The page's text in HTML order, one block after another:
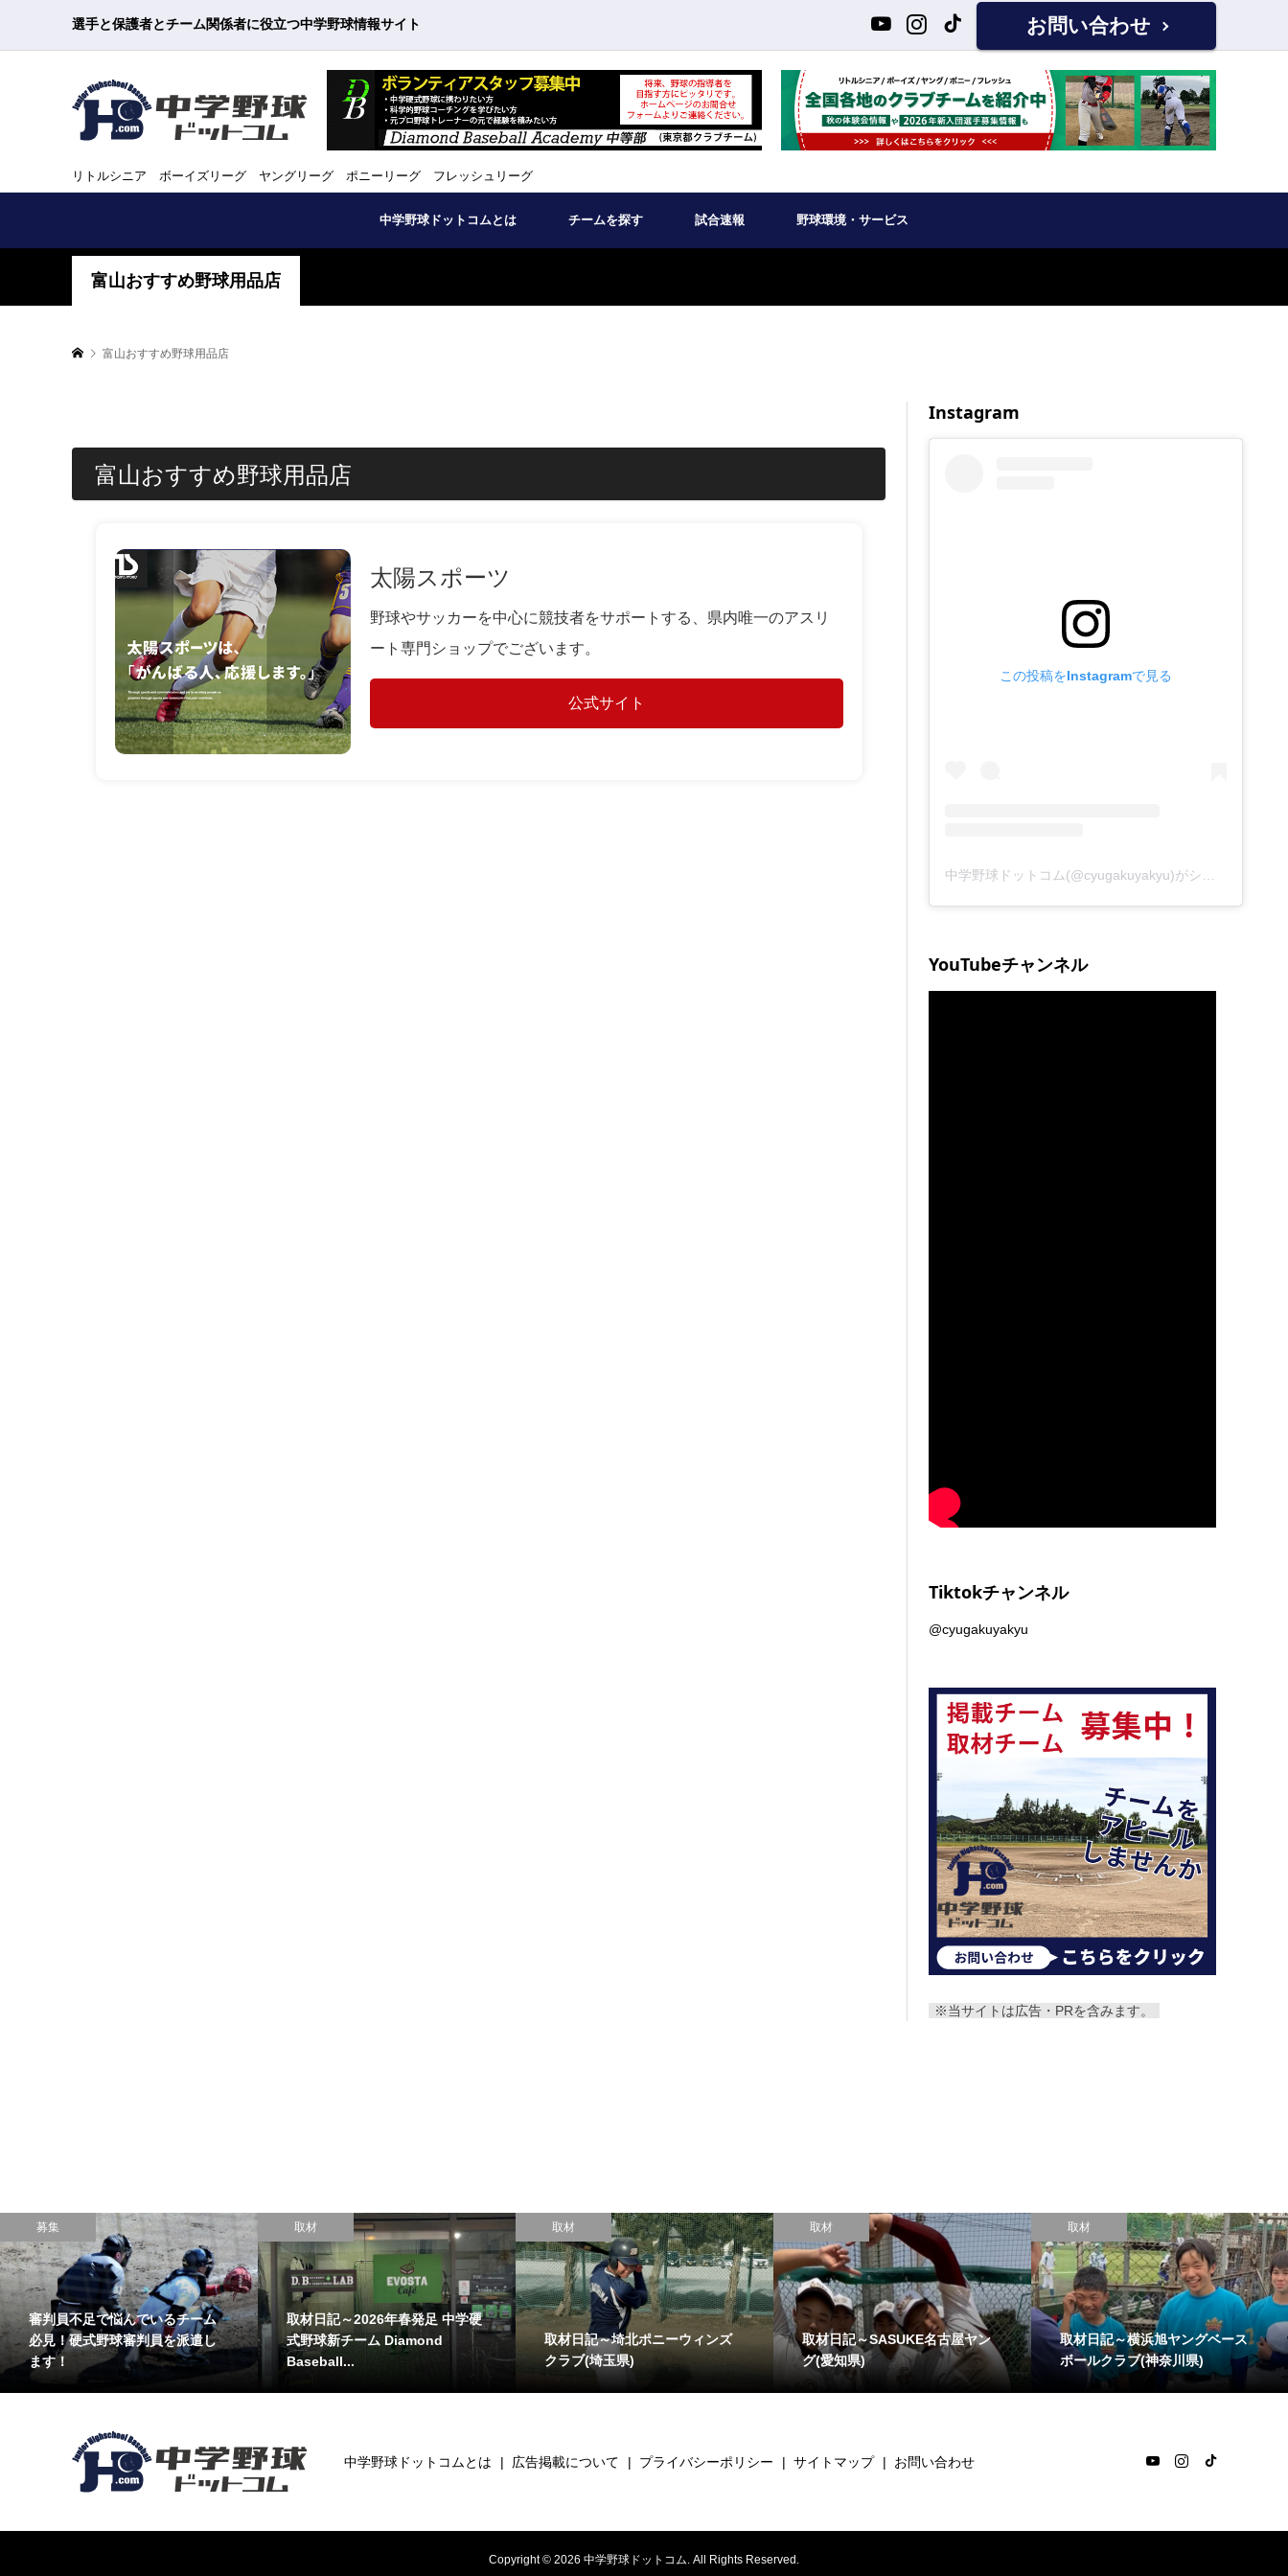
選手と保護者とチーム関係者に役立つ中学野球情報サイト お問い合わせ
リトルシニア ボーイズリーグ ヤングリーグ ポニーリーグ フレッシュリーグ
中学野球ドットコムとは チームを探す 試合速報 野球環境・サービス
富山おすすめ野球用品店
富山おすすめ野球用品店
富山おすすめ野球用品店
太陽スポーツ
野球やサッカーを中心に競技者をサポートする、県内唯一のアスリ
ート専門ショップでございます。
公式サイト
Instagram
この投稿をInstagramで見る
YouTubeチャンネル
Tiktokチャンネル
@cyugakuyakyu
※当サイトは広告・PRを含みます。
募集
審判員不足で悩んでいるチーム
必見！硬式野球審判員を派遣し
ます！
取材
取材日記～2026年春発足 中学硬
式野球新チーム Diamond
Baseball...
取材
取材日記～埼北ポニーウィンズ
クラブ(埼玉県)
取材
取材日記～SASUKE名古屋ヤン
グ(愛知県)
取材
取材日記～横浜旭ヤングベース
ボールクラブ(神奈川県)
中学野球ドットコムとは 広告掲載について プライバシーポリシー サイトマップ お問い合わせ
Copyright © 2026 中学野球ドットコム. All Rights Reserved.